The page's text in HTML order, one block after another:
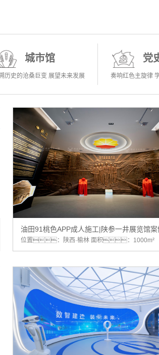
城市馆
历史的沧桑巨变 展望未来发展
党
奏响红色主旋律
油田91桃色APP成人施工|陕参一井展览馆案
位置：陕西·榆林 面积：1000m²